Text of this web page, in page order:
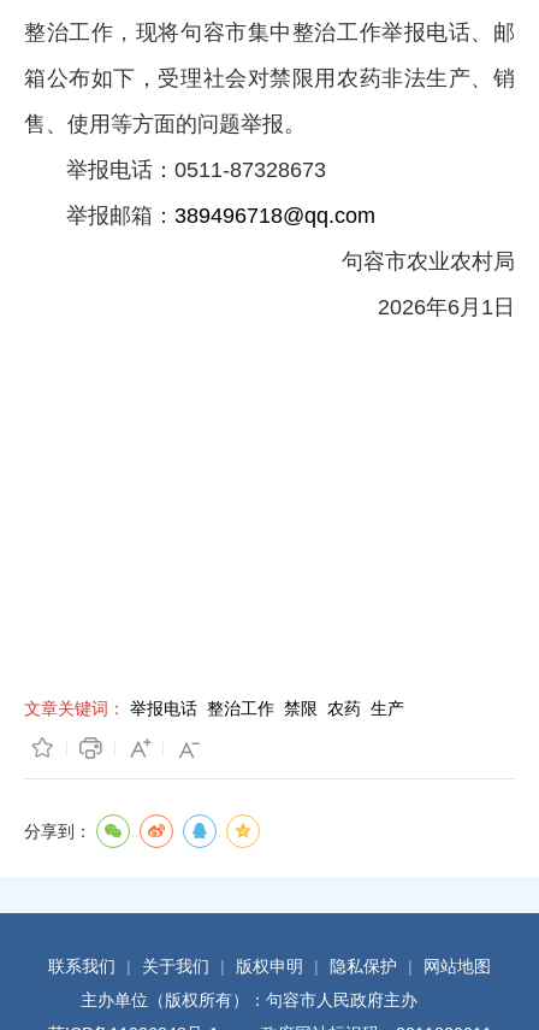
整治工作，现将句容市集中整治工作举报电话、邮
箱公布如下，受理社会对禁限用农药非法生产、销
售、使用等方面的问题举报。
举报电话：0511-87328673
举报邮箱： 389496718@qq.com
句容市农业农村局
2026年6月1日
文章关键词： 举报电话 整治工作 禁限 农药 生产
分享到：
联系我们 | 关于我们 | 版权申明 | 隐私保护 |
网站地图
主办单位（版权所有）：句容市人民政府主办